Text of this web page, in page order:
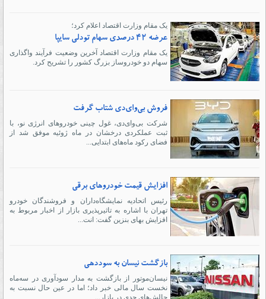
یک مقام وزارت اقتصاد اعلام کرد؛
عرضه ۴۲ درصدی سهام تودلی سایپا
یک مقام وزارت اقتصاد آخرین وضعیت فرآیند واگذاری
سهام دو خودروساز بزرگ کشور را تشریح کرد.
فروش بی‌وای‌دی شتاب گرفت
شرکت بی‌وای‌دی، غول چینی خودروهای انرژی نو، با
ثبت عملکردی درخشان در ماه ژوئیه موفق شد از
فضای رکود ماه‌های ابتدایی...
افزایش قیمت خودروهای برقی
رئیس اتحادیه نمایشگاه‌داران و فروشندگان خودرو
تهران با اشاره به تاثیرپذیری بازار از اخبار مربوط به
افزایش بهای بنزین گفت: انت...
بازگشت نیسان به سوددهی
نیسان‌موتور از بازگشت به مدار سودآوری در سه‌ماه
نخست سال مالی خبر داد؛ اما در عین حال نسبت به
چالش‌های جدی در بازار...